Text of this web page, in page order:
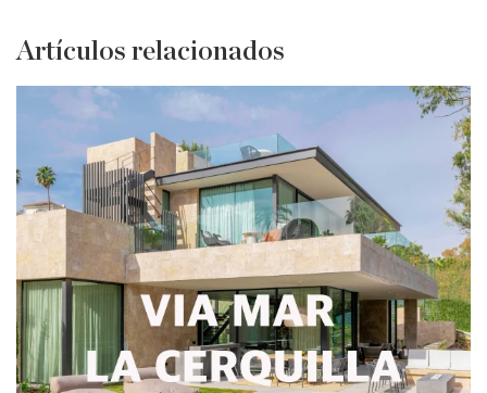
Artículos relacionados